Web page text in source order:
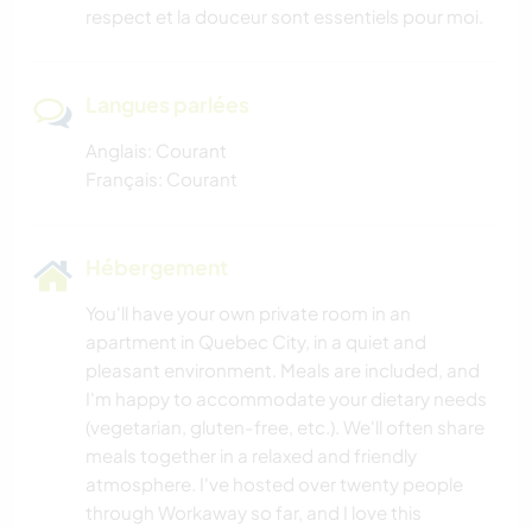
respect et la douceur sont essentiels pour moi.
Langues parlées
Anglais: Courant
Français: Courant
Hébergement
You'll have your own private room in an
apartment in Quebec City, in a quiet and
pleasant environment. Meals are included, and
I'm happy to accommodate your dietary needs
(vegetarian, gluten-free, etc.). We'll often share
meals together in a relaxed and friendly
atmosphere. I've hosted over twenty people
through Workaway so far, and I love this